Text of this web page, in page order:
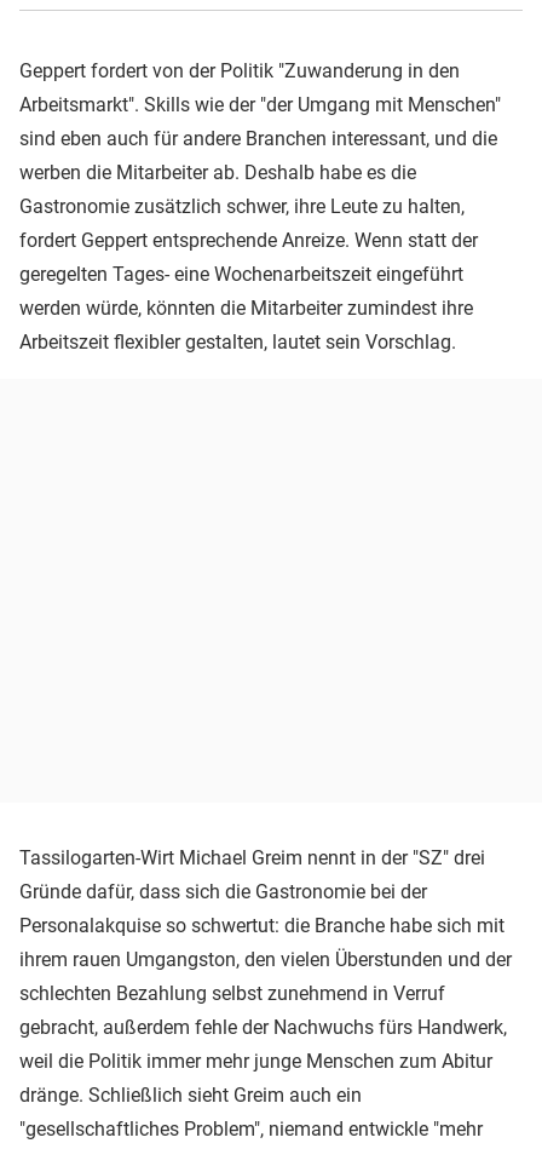
Geppert fordert von der Politik "Zuwanderung in den
Arbeitsmarkt". Skills wie der "der Umgang mit Menschen"
sind eben auch für andere Branchen interessant, und die
werben die Mitarbeiter ab. Deshalb habe es die
Gastronomie zusätzlich schwer, ihre Leute zu halten,
fordert Geppert entsprechende Anreize. Wenn statt der
geregelten Tages- eine Wochenarbeitszeit eingeführt
werden würde, könnten die Mitarbeiter zumindest ihre
Arbeitszeit flexibler gestalten, lautet sein Vorschlag.
Tassilogarten-Wirt Michael Greim nennt in der "SZ" drei
Gründe dafür, dass sich die Gastronomie bei der
Personalakquise so schwertut: die Branche habe sich mit
ihrem rauen Umgangston, den vielen Überstunden und der
schlechten Bezahlung selbst zunehmend in Verruf
gebracht, außerdem fehle der Nachwuchs fürs Handwerk,
weil die Politik immer mehr junge Menschen zum Abitur
dränge. Schließlich sieht Greim auch ein
"gesellschaftliches Problem", niemand entwickle "mehr